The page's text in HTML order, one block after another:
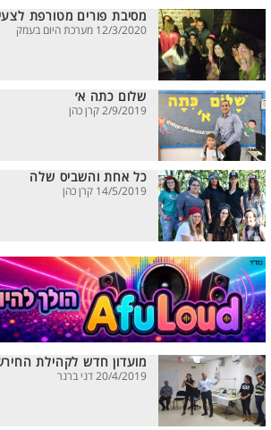
מסיבת פורים מטורפת
12/3/2020 מערכת היום בעמק
שלום כתה א׳
2/9/2019 קרן כהן
כל אחת והשביס שלה
14/5/2019 קרן כהן
מועדון חדש לקהילת
20/4/2019 דני ברנר